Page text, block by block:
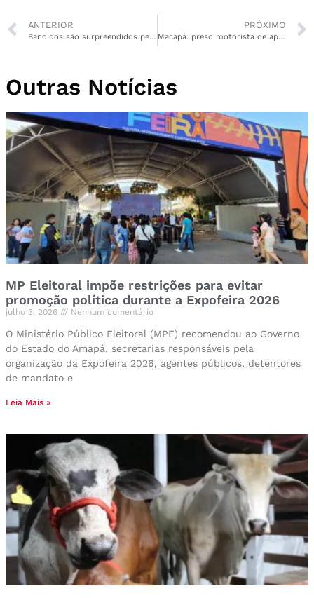
ANTERIOR
Bandidos são surpreendidos pelo Bope após roubo de R$ 10 mil no Centro
PRÓXIMO
Macapá: preso motorista de aplicativo que importunou sexualmente passageira
Outras Notícias
MP Eleitoral impõe restrições para evitar
promoção política durante a Expofeira 2026
julho 3, 2026 Nenhum comentário
O Ministério Público Eleitoral (MPE) recomendou ao Governo
do Estado do Amapá, secretarias responsáveis pela
organização da Expofeira 2026, agentes públicos, detentores
de mandato e
Leia Mais »